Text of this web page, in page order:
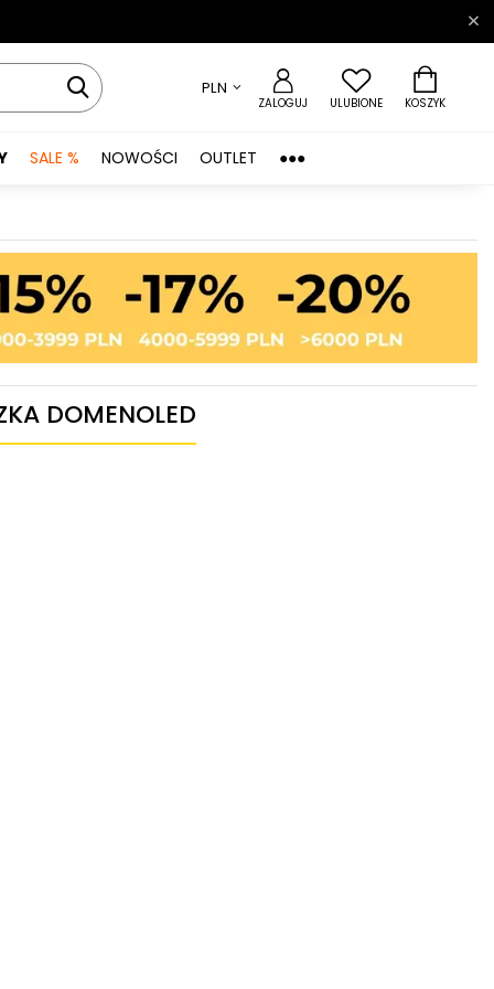
PLN
ZALOGUJ ULUBIONE KOSZYK
SALE % NOWOŚCI OUTLET ●●●
DOMENOLED